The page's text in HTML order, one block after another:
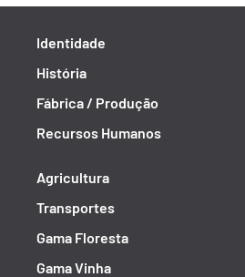
Identidade
História
Fábrica / Produção
Recursos Humanos
Agricultura
Transportes
Gama Floresta
Gama Vinha